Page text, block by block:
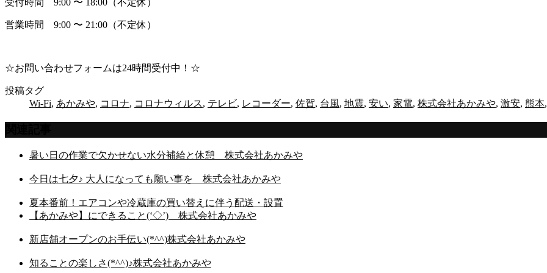
受付時間 9:00 〜 18:00（不定休）
営業時間 9:00 〜 21:00（不定休）
☆お問い合わせフォームは24時間受付中！☆
投稿タグ
Wi-Fi, あかみや, コロナ, コロナウィルス, テレビ, レコーダー, 佐賀, 台風, 地震, 安い, 家電, 株式会社あかみや, 激安, 熊本,
暑い日の作業で欠かせない水分補給と休憩 株式会社あかみや
今日は七夕♪ 大人になっても願い事を 株式会社あかみや
夏本番前！エアコンや冷蔵庫の買い替えに伴う配送・設置
【あかみや】にできること(‘◇’)ゞ株式会社あかみや
新店舗オープンのお手伝い(*^^)株式会社あかみや
知ることの楽しさ(*^^)♪株式会社あかみや